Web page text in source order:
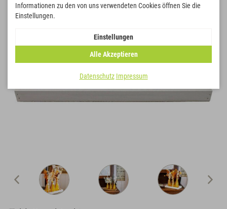
Informationen zu den von uns verwendeten Cookies öffnen Sie die
Einstellungen.
Einstellungen
Alle Akzeptieren
Datenschutz Impressum